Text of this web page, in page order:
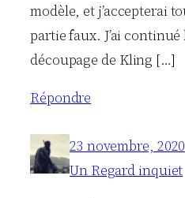
modèle, et j’accepterai
partie faux. J’ai
découpage de Kling […]
Répondre
23 novembre, 2020
Un Regard inquiet